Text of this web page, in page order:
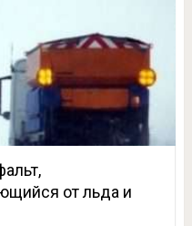
от льда и